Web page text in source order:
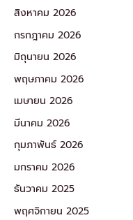
สิงหาคม 2026
กรกฎาคม 2026
มิถุนายน 2026
พฤษภาคม 2026
เมษายน 2026
มีนาคม 2026
กุมภาพันธ์ 2026
มกราคม 2026
ธันวาคม 2025
พฤศจิกายน 2025